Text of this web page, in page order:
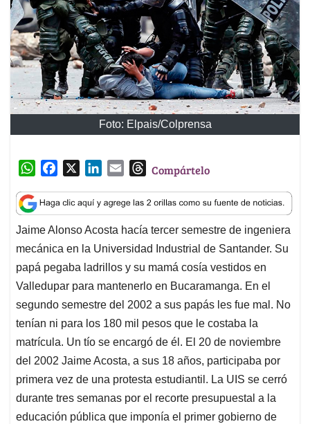
Foto: Elpais/Colprensa
W
a
t
s
A
p
p
c
e
b
o
o
k
n
k
e
d
I
n
a
i
l
T
r
e
a
d
s
Compártelo
Jaime Alonso Acosta hacía tercer semestre de ingeniera
mecánica en la Universidad Industrial de Santander. Su
papá pegaba ladrillos y su mamá cosía vestidos en
Valledupar para mantenerlo en Bucaramanga. En el
segundo semestre del 2002 a sus papás les fue mal. No
tenían ni para los 180 mil pesos que le costaba la
matrícula. Un tío se encargó de él. El 20 de noviembre
del 2002 Jaime Acosta, a sus 18 años, participaba por
primera vez de una protesta estudiantil. La UIS se cerró
durante tres semanas por el recorte presupuestal a la
educación pública que imponía el primer gobierno de